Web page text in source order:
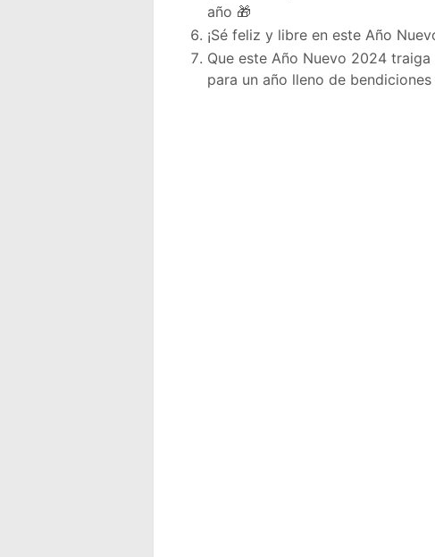
año 🎁
¡Sé feliz y libre en este Año
Que este Año Nuevo 2024
para un año lleno de bendiciones